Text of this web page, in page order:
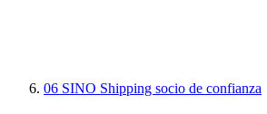
06 SINO Shipping socio de confianza